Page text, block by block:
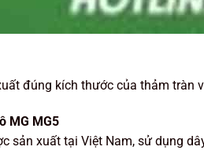
đúng kích thước của thảm tràn
MG MG5
sản xuất tại Việt Nam, sử dụng